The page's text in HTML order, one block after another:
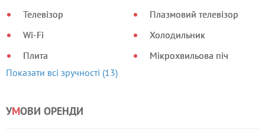
Телевізор
Wi-Fi
Плита
Плазмовий телевізор
Холодильник
Мікрохвильова піч
Показати всі зручності (13)
УМОВИ ОРЕНДИ